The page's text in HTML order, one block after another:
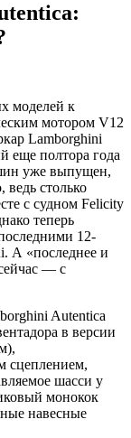
моделей к
мотором V12
Lamborghini
еще полтора года
уже выпущен,
ведь столько
с судном Felicity
теперь
12-
А «последнее и
— с
Autentica
в версии
сцеплением,
шасси у
монокок
навесные